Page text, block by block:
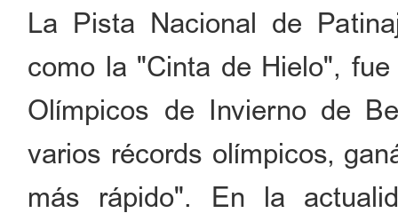
La Pista Nacional de
como la "Cinta de Hielo",
Olímpicos de Invierno de
varios récords olímpicos,
más rápido". En la